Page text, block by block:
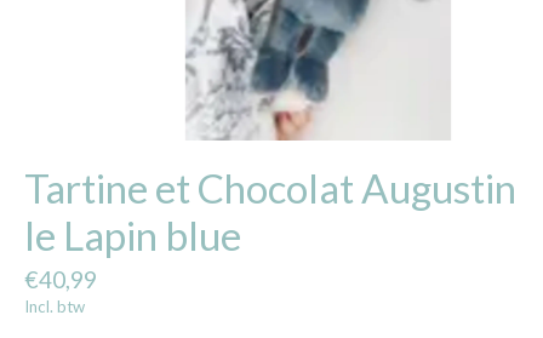
Tartine et Chocolat Augustin
le Lapin blue
€40,99
Incl. btw